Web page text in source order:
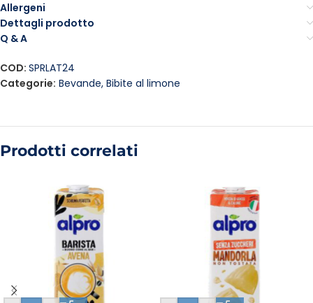
Allergeni
Dettagli prodotto
Q & A
COD: SPRLAT24
Categorie: Bevande, Bibite al limone
Prodotti correlati